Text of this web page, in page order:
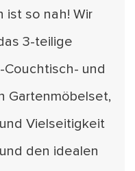
ist so nah! Wir
3-teilige
und
Gartenmöbelset,
Vielseitigkeit
den idealen